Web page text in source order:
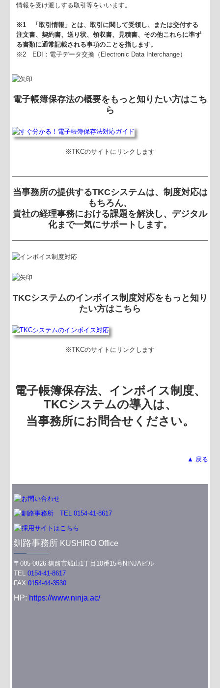
情報を受け渡しする取引等をいいます。
※1 「取引情報」とは、取引に関して受領し、または交付する
注文書、契約書、送り状、領収書、見積書、その他これらに準ず
る書類に通常記載される事項のことを指します。
※2 EDI：電子データ交換（Electronic Data Interchange）
電子帳簿保存法の概要をもっと知りたい方はこち
ら
※TKCのサイトにリンクします
当事務所の提供するTKCシステムは、制度対応は
もちろん、
貴社の経理事務における課題を解決し、デジタル
化まで一気にサポートします。
TKCシステムのインボイス制度対応をもっと知り
たい方はこちら
※TKCのサイトにリンクします
電子帳簿保存法、インボイス制度、
TKCシステムの導入は、
当事務所にお問合せください。
▲ 戻る
釧路事務所 KUSHIRO Office
━━─────
〒085-0826 釧路市城山1丁目10番15号NINJAビル
TEL0154-41-8617
FAX0154-44-3530
HP: https://www.ninja.ac/